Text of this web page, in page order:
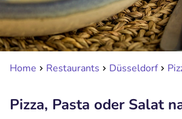
Home Restaurants Düsseldorf
Pizza, Pasta oder Salat